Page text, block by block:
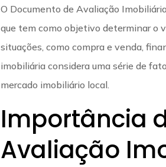
O Documento de Avaliação
que tem como objetivo determinar o
situações, como compra e venda,
imobiliária considera uma série de
mercado imobiliário local.
Importância
Avaliação